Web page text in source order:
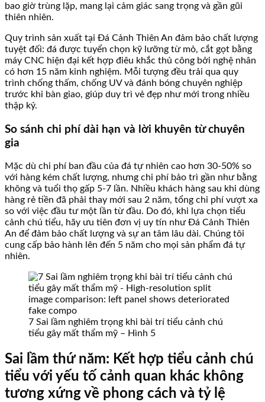
bao giờ trùng lặp, mang lại cảm giác sang trọng và gần gũi
thiên nhiên.
Quy trình sản xuất tại Đá Cảnh Thiên An đảm bảo chất lượng
tuyệt đối: đá được tuyển chọn kỹ lưỡng từ mỏ, cắt gọt bằng
máy CNC hiện đại kết hợp điêu khắc thủ công bởi nghệ nhân
có hơn 15 năm kinh nghiệm. Mỗi tượng đều trải qua quy
trình chống thấm, chống UV và đánh bóng chuyên nghiệp
trước khi bàn giao, giúp duy trì vẻ đẹp như mới trong nhiều
thập kỷ.
So sánh chi phí dài hạn và lời khuyên từ chuyên
gia
Mặc dù chi phí ban đầu của đá tự nhiên cao hơn 30-50% so
với hàng kém chất lượng, nhưng chi phí bảo trì gần như bằng
không và tuổi thọ gấp 5-7 lần. Nhiều khách hàng sau khi dùng
hàng rẻ tiền đã phải thay mới sau 2 năm, tổng chi phí vượt xa
so với việc đầu tư một lần từ đầu. Do đó, khi lựa chọn tiểu
cảnh chú tiểu, hãy ưu tiên đơn vị uy tín như Đá Cảnh Thiên
An để đảm bảo chất lượng và sự an tâm lâu dài. Chúng tôi
cung cấp bảo hành lên đến 5 năm cho mọi sản phẩm đá tự
nhiên.
7 Sai lầm nghiêm trọng khi bài trí tiểu cảnh chú
tiểu gây mất thẩm mỹ – Hình 5
Sai lầm thứ năm: Kết hợp tiểu cảnh chú
tiểu với yếu tố cảnh quan khác không
tương xứng về phong cách và tỷ lệ